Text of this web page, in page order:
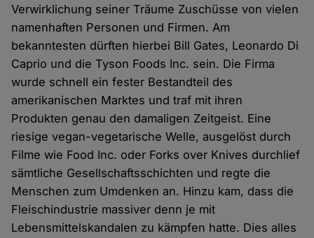
Verwirklichung seiner Träume Zuschüsse von vielen
namenhaften Personen und Firmen. Am
bekanntesten dürften hierbei Bill Gates, Leonardo Di
Caprio und die Tyson Foods Inc. sein. Die Firma
wurde schnell ein fester Bestandteil des
amerikanischen Marktes und traf mit ihren
Produkten genau den damaligen Zeitgeist. Eine
riesige vegan-vegetarische Welle, ausgelöst durch
Filme wie Food Inc. oder Forks over Knives durchlief
sämtliche Gesellschaftsschichten und regte die
Menschen zum Umdenken an. Hinzu kam, dass die
Fleischindustrie massiver denn je mit
Lebensmittelskandalen zu kämpfen hatte. Dies alles